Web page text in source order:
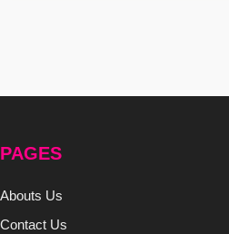
PAGES
Abouts Us
Contact Us